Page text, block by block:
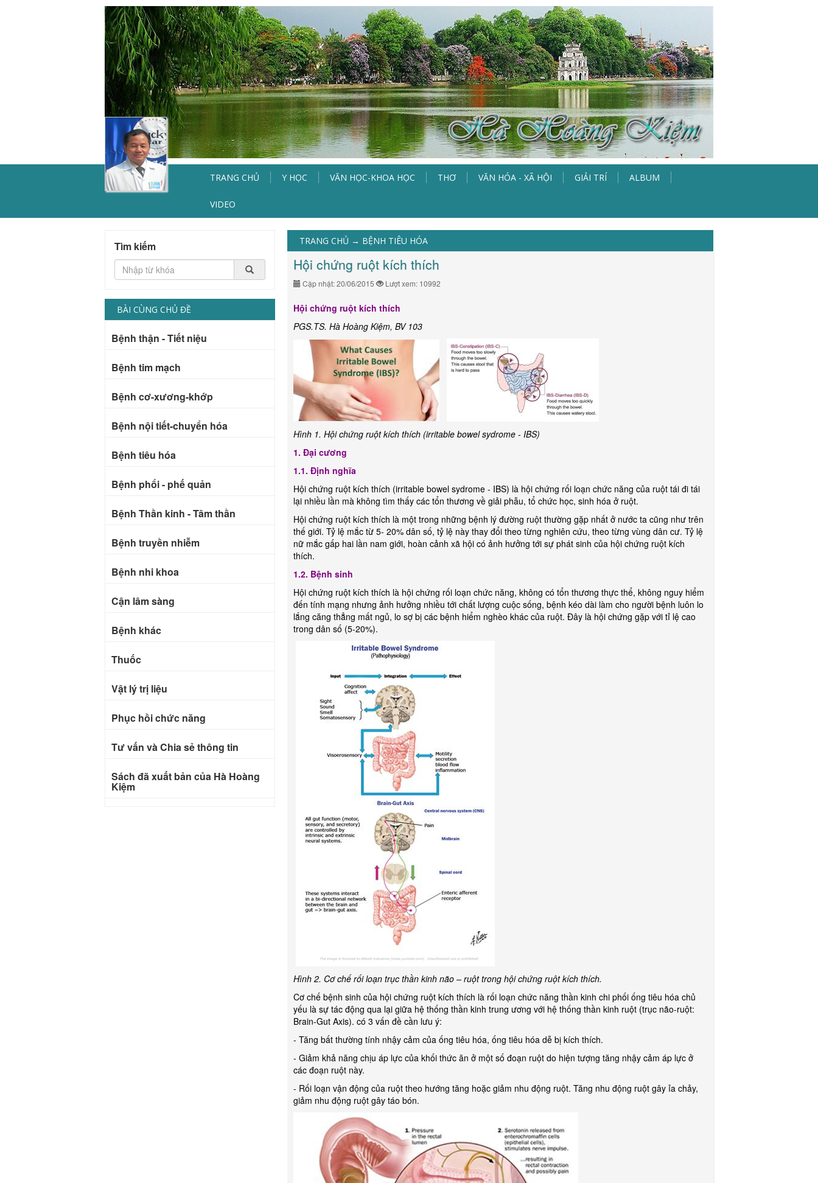
TRANG CHỦ Y HỌC VĂN HỌC-KHOA HỌC THƠ VĂN HÓA - XÃ HỘI GIẢI TRÍ ALBUM
VIDEO
TRANG CHỦ → BỆNH TIÊU HÓA
Hội chứng ruột kích thích
Cập nhật: 20/06/2015 Lượt xem: 10992
Hội chứng ruột kích thích
PGS.TS. Hà Hoàng Kiệm, BV 103
Hình 1. Hội chứng ruột kích thích (irritable bowel sydrome - IBS)
1. Đại cương
1.1. Định nghĩa
Hội chứng ruột kích thích (irritable bowel sydrome - IBS) là hội chứng rối loạn chức năng của ruột tái đi tái
lại nhiều lần mà không tìm thấy các tổn thương về giải phẫu, tổ chức học, sinh hóa ở ruột.
Hội chứng ruột kích thích là một trong những bệnh lý đường ruột thường gặp nhất ở nước ta cũng như trên
thế giới. Tỷ lệ mắc từ 5- 20% dân số, tỷ lệ này thay đổi theo từng nghiên cứu, theo từng vùng dân cư. Tỷ lệ
nữ mắc gấp hai lần nam giới, hoàn cảnh xã hội có ảnh hưởng tới sự phát sinh của hội chứng ruột kích
thích.
1.2. Bệnh sinh
Hội chứng ruột kích thích là hội chứng rối loạn chức năng, không có tổn thương thực thể, không nguy hiểm
đến tính mạng nhưng ảnh hưởng nhiều tới chất lượng cuộc sống, bệnh kéo dài làm cho người bệnh luôn lo
lắng căng thẳng mất ngủ, lo sợ bị các bệnh hiểm nghèo khác của ruột. Đây là hội chứng gặp với tỉ lệ cao
trong dân số (5-20%).
Hình 2. Cơ chế rối loạn trục thần kinh não – ruột trong hội chứng ruột kích thích.
Cơ chế bệnh sinh của hội chứng ruột kích thích là rối loạn chức năng thần kinh chi phối ống tiêu hóa chủ
yếu là sự tác động qua lại giữa hệ thống thần kinh trung ương với hệ thống thần kinh ruột (trục não-ruột:
Brain-Gut Axis). có 3 vấn đề cần lưu ý:
- Tăng bất thường tính nhậy cảm của ống tiêu hóa, ống tiêu hóa dễ bị kích thích.
- Giảm khả năng chịu áp lực của khối thức ăn ở một số đoạn ruột do hiện tượng tăng nhậy cảm áp lực ở
các đoạn ruột này.
- Rối loạn vận động của ruột theo hướng tăng hoặc giảm nhu động ruột. Tăng nhu động ruột gây ỉa chảy,
giảm nhu động ruột gây táo bón.
Tìm kiếm
BÀI CÙNG CHỦ ĐỀ
Bệnh thận - Tiết niệu
Bệnh tim mạch
Bệnh cơ-xương-khớp
Bệnh nội tiết-chuyển hóa
Bệnh tiêu hóa
Bệnh phổi - phế quản
Bệnh Thần kinh - Tâm thần
Bệnh truyền nhiễm
Bệnh nhi khoa
Cận lâm sàng
Bệnh khác
Thuốc
Vật lý trị liệu
Phục hồi chức năng
Tư vấn và Chia sẻ thông tin
Sách đã xuất bản của Hà Hoàng
Kiệm